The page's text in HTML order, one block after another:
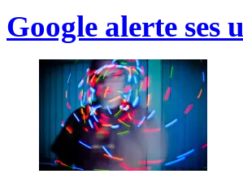
Google alerte ses